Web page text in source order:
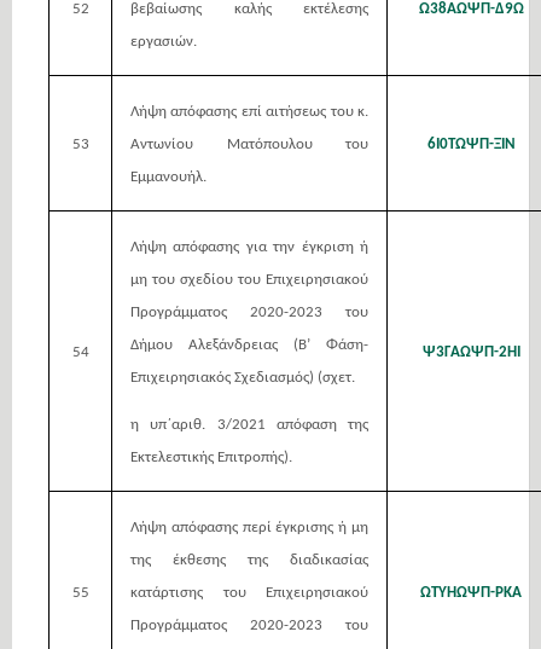
52 βεβαίωσης καλής εκτέλεσης
εργασιών.
Ω38ΑΩΨΠ-Δ9Ω
53
Λήψη απόφασης επί αιτήσεως του κ.
Αντωνίου Ματόπουλου του
Εμμανουήλ.
6Ι0ΤΩΨΠ-ΞΙΝ
54
Λήψη απόφασης για την έγκριση ή
μη του σχεδίου του Επιχειρησιακού
Προγράμματος 2020-2023 του
Δήμου Αλεξάνδρειας (Β’ Φάση-
Επιχειρησιακός Σχεδιασμός) (σχετ.
η υπ΄αριθ. 3/2021 απόφαση της
Εκτελεστικής Επιτροπής).
Ψ3ΓΑΩΨΠ-2ΗΙ
55
Λήψη απόφασης περί έγκρισης ή μη
της έκθεσης της διαδικασίας
κατάρτισης του Επιχειρησιακού
Προγράμματος 2020-2023 του
ΩΤΥΗΩΨΠ-ΡΚΑ